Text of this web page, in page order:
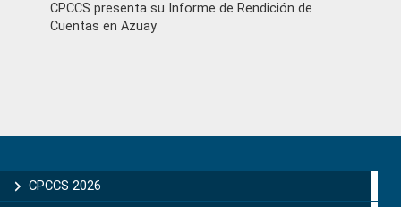
CPCCS presenta su Informe de Rendición de
Cuentas en Azuay
Sidebar
CPCCS 2026